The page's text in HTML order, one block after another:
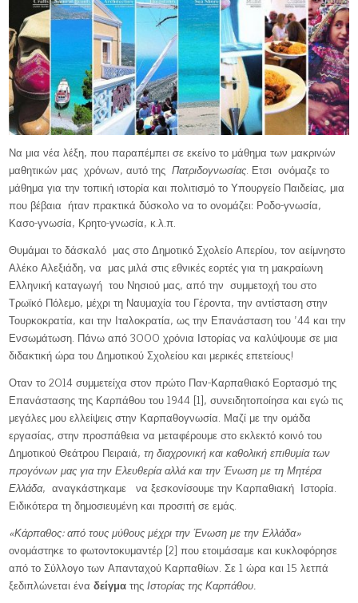
Να μια νέα λέξη, που παραπέμπει σε εκείνο το μάθημα των μακρινών
μαθητικών μας χρόνων, αυτό τηςΠατριδογνωσίας. Ετσι ονόμαζε το
μάθημα για την τοπική ιστορία και πολιτισμό το Υπουργείο Παιδείας, μια
που βέβαια ήταν πρακτικά δύσκολο να το ονομάζει: Ροδο-γνωσία,
Κασο-γνωσία, Κρητο-γνωσία, κ.λ.π.
Θυμάμαι το δάσκαλό μας στο Δημοτικό Σχολείο Απερίου, τον αείμνηστο
Αλέκο Αλεξιάδη, να μας μιλά στις εθνικές εορτές για τη μακραίωνη
Ελληνική καταγωγή του Νησιού μας, από την συμμετοχή του στο
Τρωϊκό Πόλεμο, μέχρι τη Ναυμαχία του Γέροντα, την αντίσταση στην
Τουρκοκρατία, και την Ιταλοκρατία, ως την Επανάσταση του ’44 και την
Ενσωμάτωση. Πάνω από 3000 χρόνια Ιστορίας να καλύψουμε σε μια
διδακτική ώρα του Δημοτικού Σχολείου και μερικές επετείους!
Οταν το 2014 συμμετείχα στον πρώτο Παν-Καρπαθιακό Εορτασμό της
Επανάστασης της Καρπάθου του 1944 [1], συνειδητοποίησα και εγώ τις
μεγάλες μου ελλείψεις στην Καρπαθογνωσία. Μαζί με την ομάδα
εργασίας, στην προσπάθεια να μεταφέρουμε στο εκλεκτό κοινό του
Δημοτικού Θεάτρου Πειραιά,τη διαχρονική και καθολική επιθυμία των
προγόνων μας για την Ελευθερία αλλά και την Ένωση με τη Μητέρα
Ελλάδα, αναγκάστηκαμε να ξεσκονίσουμε την Καρπαθιακή Ιστορία.
Ειδικότερα τη δημοσιευμένη και προσιτή σε εμάς.
«Κάρπαθος: από τους μύθους μέχρι την Ένωση με την Ελλάδα»
ονομάστηκε το φωτοντοκυμαντέρ [2] που ετοιμάσαμε και κυκλοφόρησε
από το Σύλλογο των Απανταχού Καρπαθίων. Σε 1 ώρα και 15 λετπά
ξεδιπλώνεται έναδείγματηςΙστορίας της Καρπάθου.